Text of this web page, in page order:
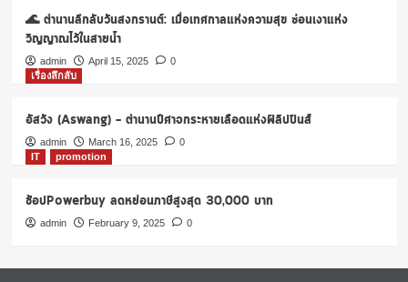
🌊 ตำนานลึกลับวันสงกรานต์: เมื่อเทศกาลแห่งความสุข ซ่อนเงาแห่ง
วิญญาณไว้ในสายน้ำ
admin April 15, 2025
0
เรื่องลึกลับ
อัสวัง (Aswang) – ตำนานปีศาจกระหายเลือดแห่งฟิลิปปินส์
admin March 16, 2025
0
IT
promotion
ช้อปPowerbuy ลดหย่อนภาษีสูงสุด 30,000 บาท
admin February 9, 2025 0